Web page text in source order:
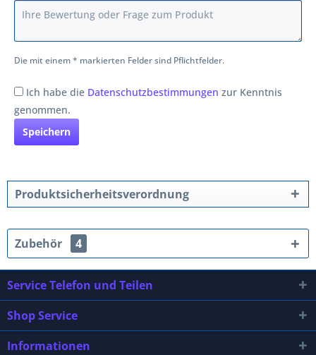
Die mit einem * markierten Felder sind Pflichtfelder.
Ich habe die Datenschutzbestimmungen zur Kenntnis
genommen.
Speichern
Produktsicherheitsverordnung
Zubehör 4
Service Telefon und Teilen
Shop Service
Informationen